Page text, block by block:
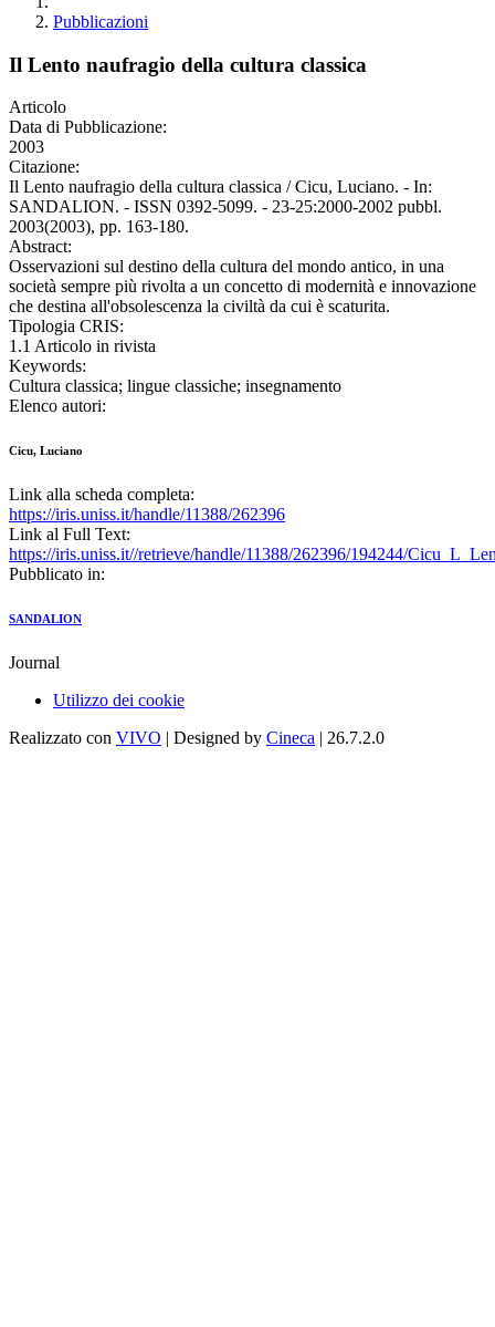
Pubblicazioni
Il Lento naufragio della cultura classica
Articolo
Data di Pubblicazione:
2003
Citazione:
Il Lento naufragio della cultura classica / Cicu, Luciano. - In:
SANDALION. - ISSN 0392-5099. - 23-25:2000-2002 pubbl.
2003(2003), pp. 163-180.
Abstract:
Osservazioni sul destino della cultura del mondo antico, in una
società sempre più rivolta a un concetto di modernità e innovazione
che destina all'obsolescenza la civiltà da cui è scaturita.
Tipologia CRIS:
1.1 Articolo in rivista
Keywords:
Cultura classica; lingue classiche; insegnamento
Elenco autori:
Cicu, Luciano
Link alla scheda completa:
https://iris.uniss.it/handle/11388/262396
Link al Full Text:
https://iris.uniss.it//retrieve/handle/11388/262396/194244/
Pubblicato in:
SANDALION
Journal
Utilizzo dei cookie
Realizzato con VIVO | Designed by Cineca | 26.7.2.0